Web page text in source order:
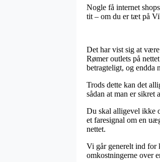
Nogle få internet
tit – om du er tæt på
Det har vist sig at
Rømer outlets på
betragteligt, og endda
Trods dette kan det
sådan at man er sikret
Du skal alligevel ikke
et faresignal om en
nettet.
Vi går generelt ind for
omkostningerne over